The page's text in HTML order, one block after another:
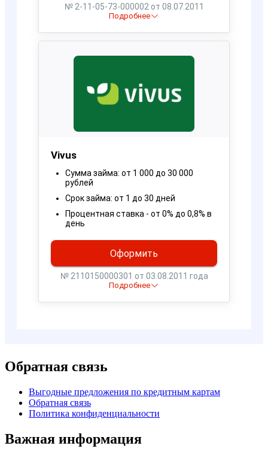
Обратная связь
Выгодные предложения по кредитным картам
Обратная связь
Политика конфиденциальности
Важная информация